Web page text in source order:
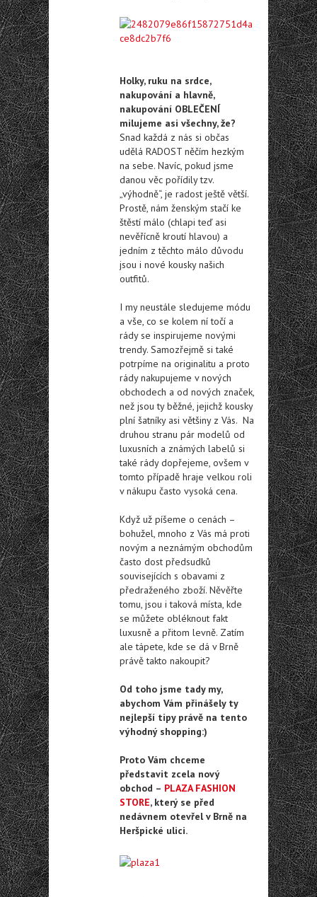
Holky, ruku na srdce,
nakupování a hlavně,
nakupování OBLEČENÍ
milujeme asi všechny, že?
Snad každá z nás si občas
udělá RADOST něčím hezkým
na sebe. Navíc, pokud jsme
danou věc pořídily tzv.
„výhodně“, je radost ještě větší.
Prostě, nám ženským stačí ke
štěstí málo (chlapi teď asi
nevěřícně kroutí hlavou) a
jedním z těchto málo důvodu
jsou i nové kousky našich
outfitů.
I my neustále sledujeme módu
a vše, co se kolem ní točí a
rády se inspirujeme novými
trendy. Samozřejmě si také
potrpíme na originalitu a proto
rády nakupujeme v nových
obchodech a od nových značek,
než jsou ty běžné, jejichž kousky
plní šatníky asi většiny z Vás. Na
druhou stranu pár modelů od
luxusních a známých labelů si
také rády dopřejeme, ovšem v
tomto případě hraje velkou roli
v nákupu často vysoká cena.
Když už píšeme o cenách –
bohužel, mnoho z Vás má proti
novým a neznámým obchodům
často dost předsudků
souvisejících s obavami z
předraženého zboží. Něvěřte
tomu, jsou i taková místa, kde
se můžete obléknout fakt
luxusně a přitom levně. Zatím
ale tápete, kde se dá v Brně
právě takto nakoupit?
Od toho jsme tady my,
abychom Vám přinášely ty
nejlepší tipy právě na tento
výhodný shopping:)
Proto Vám chceme
představit zcela nový
obchod – PLAZA FASHION
STORE, který se před
nedávnem otevřel v Brně na
Heršpické ulici.